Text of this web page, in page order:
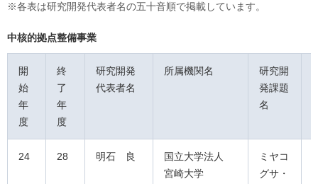
※各表は研究開発代表者名の五十音順で掲載しています。
中核的拠点整備事業
開
始
年
度
終
了
年
度
研究開発
代表者名
所属機関名
研究開
発課題
名
24 28 明石 良
国立大学法人
宮崎大学
ミヤコ
グサ・